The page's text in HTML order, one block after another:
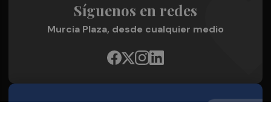
Síguenos en redes
Murcia Plaza, desde cualquier medio